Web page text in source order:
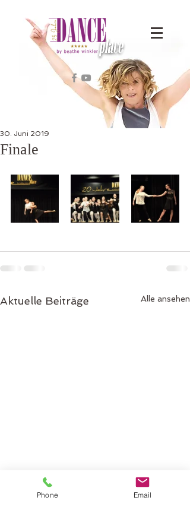
Finale
30. Juni 2019
Aktuelle Beiträge Alle ansehen
Phone Email